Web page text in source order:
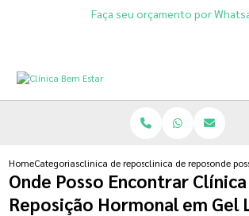
Faça seu orçamento por
HomeCategoriasclinica de reposicao hormonal
clinica de reposicao
onde
Onde Posso Encontrar
Reposição Hormonal em Gel